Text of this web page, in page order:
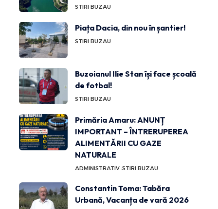
STIRI BUZAU
Piața Dacia, din nou în șantier!
STIRI BUZAU
Buzoianul Ilie Stan își face școală
de fotbal!
STIRI BUZAU
Primăria Amaru: ANUNȚ
IMPORTANT – ÎNTRERUPEREA
ALIMENTĂRII CU GAZE
NATURALE
ADMINISTRATIV STIRI BUZAU
Constantin Toma: Tabăra
Urbană, Vacanța de vară 2026